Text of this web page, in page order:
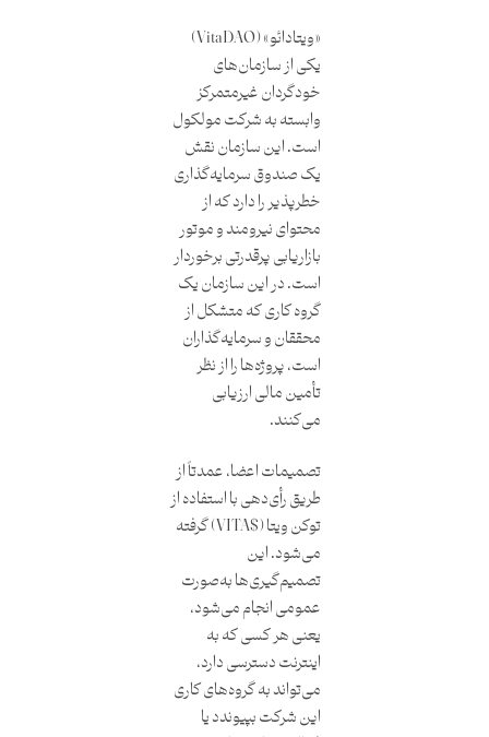
«ویتادائو» (VitaDAO)
یکی از سازمان‌های
خودگردان غیرمتمرکز
وابسته به شرکت مولکول
است. این سازمان نقش
یک صندوق سرمایه‌گذاری
خطرپذیر را دارد که از
محتوای نیرومند و موتور
بازاریابی پرقدرتی برخوردار
است. در این سازمان یک
گروه کاری که متشکل از
محققان و سرمایه‌گذاران
است، پروژه‌ها را از نظر
تأمین مالی ارزیابی
می‌کنند.
تصمیمات اعضا، عمدتاً از
طریق رأی‌دهی با استفاده از
توکن ویتا ($VITA) گرفته
می‌شود. این
تصمیم‌گیری‌ها به‌صورت
عمومی انجام می‌شود،
یعنی هر کسی که به
اینترنت دسترسی دارد،
می‌تواند به گروه‌های کاری
این شرکت بپیوندد یا